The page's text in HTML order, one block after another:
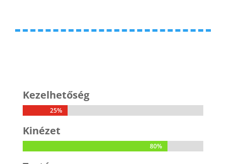
Kezelhetőség
25%
25%
Kinézet
80%
80%